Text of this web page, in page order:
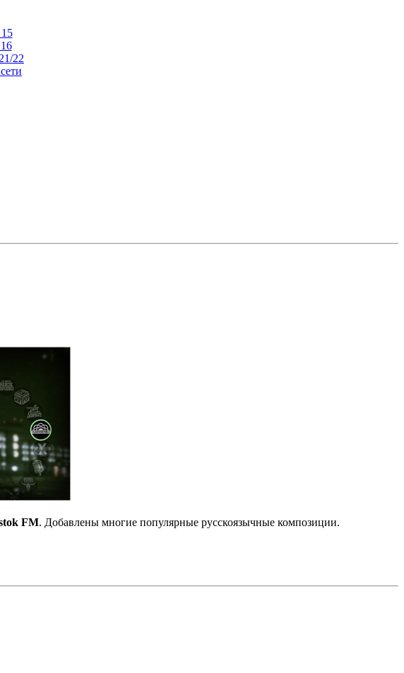
22
FM. Добавлены многие популярные русскоязычные композиции.